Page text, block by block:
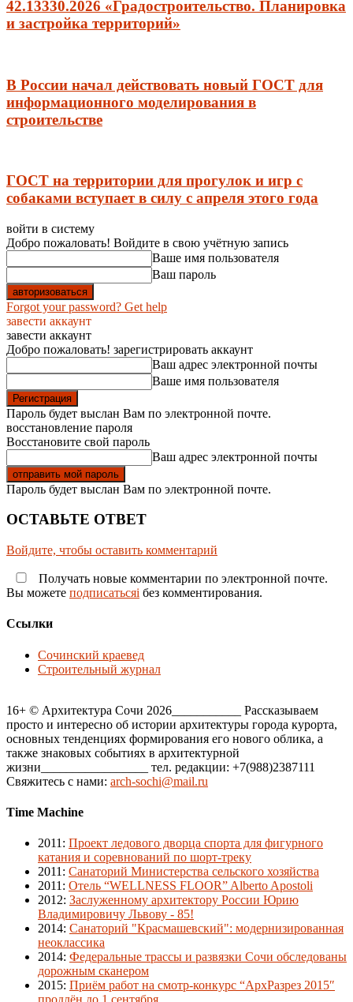
42.13330.2026 «Градостроительство. Планировка
и застройка территорий»
В России начал действовать новый ГОСТ для
информационного моделирования в
строительстве
ГОСТ на территории для прогулок и игр с
собаками вступает в силу с апреля этого года
войти в систему
Добро пожаловать! Войдите в свою учётную запись
Ваше имя пользователя
Ваш пароль
Forgot your password? Get help
завести аккаунт
завести аккаунт
Добро пожаловать! зарегистрировать аккаунт
Ваш адрес электронной почты
Ваше имя пользователя
Пароль будет выслан Вам по электронной почте.
восстановление пароля
Восстановите свой пароль
Ваш адрес электронной почты
Пароль будет выслан Вам по электронной почте.
ОСТАВЬТЕ ОТВЕТ
Войдите, чтобы оставить комментарий
Получать новые комментарии по электронной почте.
Вы можете подписатьсяi без комментирования.
Ссылки
Сочинский краевед
Строительный журнал
16+ © Архитектура Сочи 2026___________ Рассказываем
просто и интересно об истории архитектуры города курорта,
основных тенденциях формирования его нового облика, а
также знаковых событиях в архитектурной
жизни_________________ тел. редакции: +7(988)2387111
Свяжитесь с нами: arch-sochi@mail.ru
Time Machine
2011 : Проект ледового дворца спорта для фигурного
катания и соревнований по шорт-треку
2011 : Санаторий Министерства сельского хозяйства
2011 : Отель “WELLNESS FLOOR” Alberto Apostoli
2012: Заслуженному архитектору России Юрию
Владимировичу Львову - 85!
2014: Санаторий "Красмашевский": модернизированная
неоклассика
2014: Федеральные трассы и развязки Сочи обследованы
дорожным сканером
2015: Приём работ на смотр-конкурс “АрхРазрез 2015″